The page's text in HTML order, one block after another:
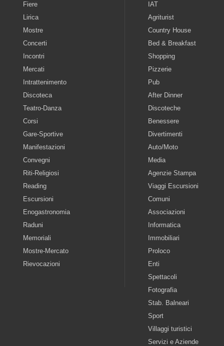
Fiere
Lirica
Mostre
Concerti
Incontri
Mercati
Intrattenimento
Discoteca
Teatro-Danza
Corsi
Gare-Sportive
Manifestazioni
Convegni
Riti-Religiosi
Reading
Escursioni
Enogastronomia
Raduni
Memoriali
Mostre-Mercato
Rievocazioni
IAT
Agriturist
Country House
Bed & Breakfast
Shopping
Pizzerie
Pub
After Dinner
Discoteche
Benessere
Divertimenti
Auto/Moto
Media
Agenzie Stampa
Viaggi Escursioni
Comuni
Associazioni
Informatica
Immobiliari
Proloco
Enti
Spettacoli
Fotografia
Stab. Balneari
Sport
Villaggi turistici
Servizi e Aziende